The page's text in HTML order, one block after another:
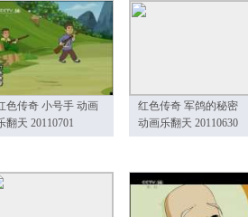
色传奇 小号手 动画
翻天 20110701
红色传奇 军鸽的秘密
动画乐翻天 20110630